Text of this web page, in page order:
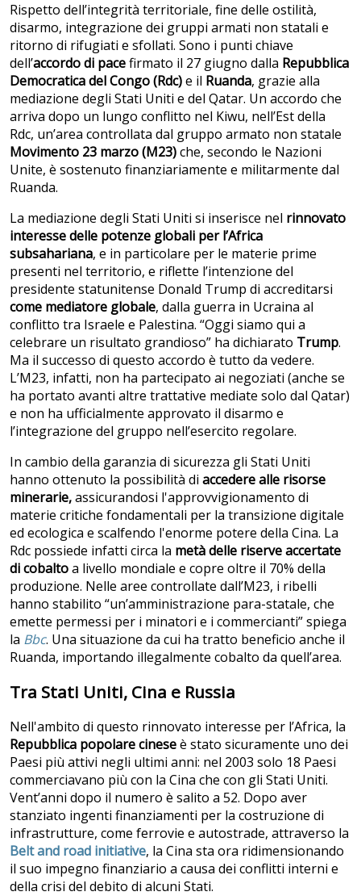
Rispetto dell’integrità territoriale, fine delle ostilità,
disarmo, integrazione dei gruppi armati non statali e
ritorno di rifugiati e sfollati. Sono i punti chiave
dell’accordo di pacefirmato il 27 giugno dalla Repubblica
Democratica del Congo (Rdc)e il Ruanda, grazie alla
mediazione degli Stati Uniti e del Qatar. Un accordo che
arriva dopo un lungo conflitto nel Kiwu, nell’Est della
Rdc, un’area controllata dal gruppo armato non statale
Movimento 23 marzo (M23)che, secondo le Nazioni
Unite, è sostenuto finanziariamente e militarmente dal
Ruanda.
La mediazione degli Stati Uniti si inserisce nel rinnovato
interesse delle potenze globali per l’Africa
subsahariana, e in particolare per le materie prime
presenti nel territorio, e riflette l’intenzione del
presidente statunitense Donald Trump di accreditarsi
come mediatore globale, dalla guerra in Ucraina al
conflitto tra Israele e Palestina. “Oggi siamo qui a
celebrare un risultato grandioso” ha dichiarato Trump.
Ma il successo di questo accordo è tutto da vedere.
L’M23, infatti, non ha partecipato ai negoziati (anche se
ha portato avanti altre trattative mediate solo dal Qatar)
e non ha ufficialmente approvato il disarmo e
l’integrazione del gruppo nell’esercito regolare.
In cambio della garanzia di sicurezza gli Stati Uniti
hanno ottenuto la possibilità di accedere alle risorse
minerarie,assicurandosi l'approvvigionamento di
materie critiche fondamentali per la transizione digitale
ed ecologica e scalfendo l'enorme potere della Cina. La
Rdc possiede infatti circa la metà delle riserve accertate
di cobaltoa livello mondiale e copre oltre il 70% della
produzione. Nelle aree controllate dall’M23, i ribelli
hanno stabilito “un’amministrazione para-statale, che
emette permessi per i minatori e i commercianti” spiega
la Bbc. Una situazione da cui ha tratto beneficio anche il
Ruanda, importando illegalmente cobalto da quell’area.
Tra Stati Uniti, Cina e Russia
Nell'ambito di questo rinnovato interesse per l’Africa, la
Repubblica popolare cineseè stato sicuramente uno dei
Paesi più attivi negli ultimi anni: nel 2003 solo 18 Paesi
commerciavano più con la Cina che con gli Stati Uniti.
Vent’anni dopo il numero è salito a 52. Dopo aver
stanziato ingenti finanziamenti per la costruzione di
infrastrutture, come ferrovie e autostrade, attraverso la
Belt and road initiative, la Cina sta ora ridimensionando
il suo impegno finanziario a causa dei conflitti interni e
della crisi del debito di alcuni Stati.